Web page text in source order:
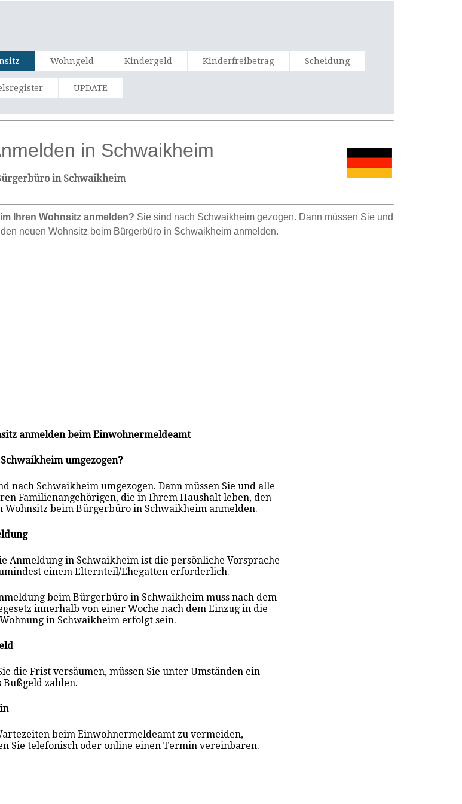
Wohngeld Kindergeld Kinderfreibetrag Scheidung
UPDATE
in Schwaikheim
in Schwaikheim
Ihren Wohnsitz anmelden? Sie sind nach Schwaikheim gezogen. Dann müssen Sie und
neuen Wohnsitz beim Bürgerbüro in Schwaikheim anmelden.
anmelden beim Einwohnermeldeamt
umgezogen?
nach Schwaikheim umgezogen. Dann müssen Sie und alle
Familienangehörigen, die in Ihrem Haushalt leben, den
Wohnsitz beim Bürgerbüro in Schwaikheim anmelden.
Anmeldung in Schwaikheim ist die persönliche Vorsprache
einem Elternteil/Ehegatten erforderlich.
beim Bürgerbüro in Schwaikheim muss nach dem
innerhalb von einer Woche nach dem Einzug in die
in Schwaikheim erfolgt sein.
die Frist versäumen, müssen Sie unter Umständen ein
Bußgeld zahlen.
beim Einwohnermeldeamt zu vermeiden,
Sie telefonisch oder online einen Termin vereinbaren.